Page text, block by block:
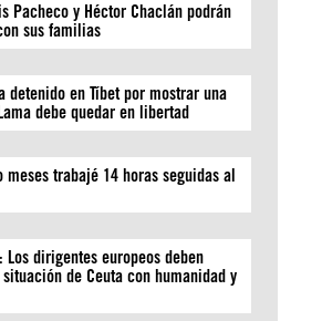
Pacheco y Héctor Chaclán podrán
sus familias
detenido en Tíbet por mostrar una
debe quedar en libertad
meses trabajé 14 horas seguidas al
Los dirigentes europeos deben
de Ceuta con humanidad y